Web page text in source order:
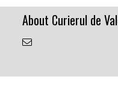
About Curierul de
Email